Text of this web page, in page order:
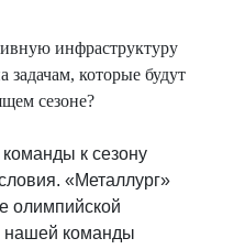
инфраструктуру
задачам, которые будут
сезоне?
к сезону
«Металлург»
олимпийской
нашей команды